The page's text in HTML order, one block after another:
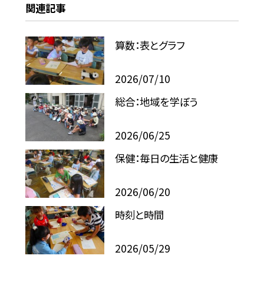
関連記事
算数：表とグラフ
2026/07/10
総合：地域を学ぼう
2026/06/25
保健：毎日の生活と健康
2026/06/20
時刻と時間
2026/05/29